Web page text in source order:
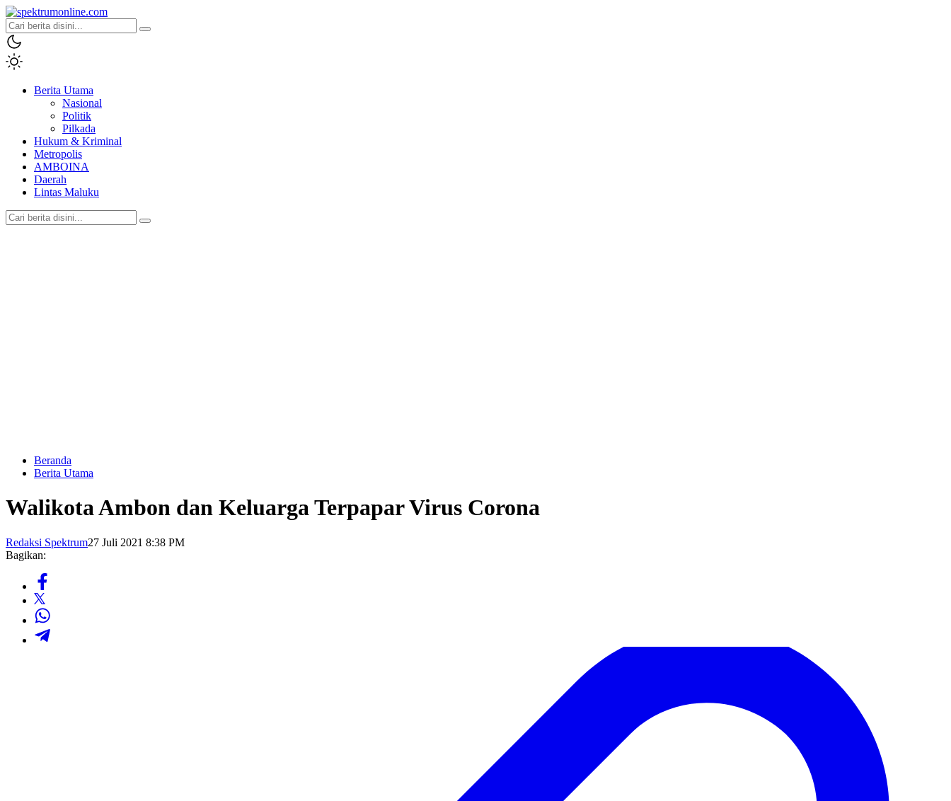
spektrumonline.com
Berita Utama
Nasional
Politik
Pilkada
Hukum & Kriminal
Metropolis
AMBOINA
Daerah
Lintas Maluku
Beranda
Berita Utama
Walikota Ambon dan Keluarga Terpapar Virus Corona
Redaksi Spektrum27 Juli 2021 8:38 PM
Bagikan: